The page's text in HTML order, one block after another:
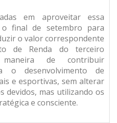
em aproveitar essa
final de setembro para
o valor correspondente
de Renda do terceiro
de contribuir
o desenvolvimento de
e esportivas, sem alterar
mas utilizando os
e consciente.